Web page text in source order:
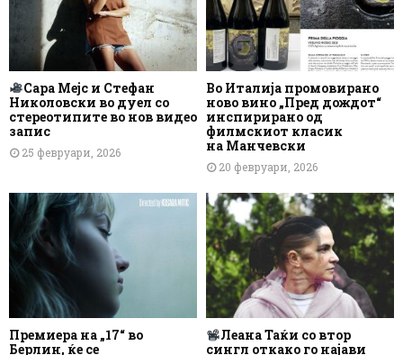
Сара Мејс и Стефан
Николовски во дуел со
стереотипите во нов видео
запис
25 февруари, 2026
Во Италија промовирано
ново вино „Пред дождот“
инспирирано од
филмскиот класик
на Манчевски
20 февруари, 2026
Премиера на „17“ во
Берлин, ќе се
Леана Таќи со втор
сингл откако го најави